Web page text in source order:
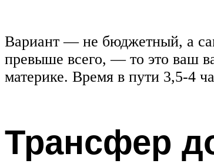
Вариант — не бюджетный, а
превыше всего, — то это ваш
материке. Время в пути 3,5-4
Трансфер